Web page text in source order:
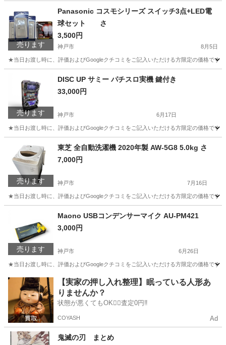
売ります
Panasonic コスモシリーズ スイッチ3点+LED電
球セット さ
3,500円
神戸市 8月5日
★当日お渡し時に、評価およびGoogleクチコミをご記入いただける方限定の価格です
売ります
DISC UP サミー パチスロ実機 鍵付き
33,000円
神戸市 6月17日
★当日お渡し時に、評価およびGoogleクチコミをご記入いただける方限定の価格です
その他
売ります
東芝 全自動洗濯機 2020年製 AW-5G8 5.0kg さ
7,000円
神戸市 7月16日
★当日お渡し時に、評価およびGoogleクチコミをご記入いただける方限定の価格です
売ります
Maono USBコンデンサーマイク AU-PM421
3,000円
神戸市 6月26日
★当日お渡し時に、評価およびGoogleクチコミをご記入いただける方限定の価格です
兵庫 神戸市 その他
【実家の押し入れ整理】眠っている人形あ
りませんか？
状態が悪くてもOK🙆‍♀️査定0円‼️
COYASH Ad
鬼滅の刃 まとめ